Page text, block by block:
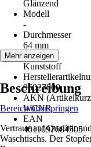
Glänzend
Modell
-
Durchmesser
64 mm
Material
Kunststoff
96027000
AKN
WCNR
EAN
4011097684505
Mehr anzeigen
Beschreibung
Bereich überspringen
Vertraue auf Qualität
Waschtischs. Der